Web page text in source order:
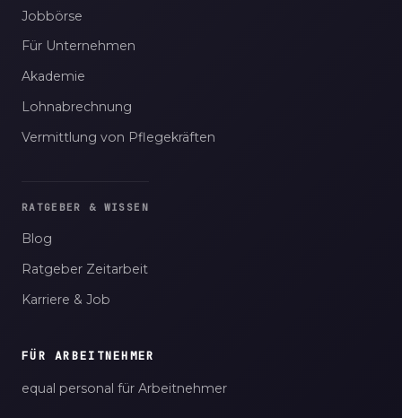
Jobbörse
Für Unternehmen
Akademie
Lohnabrechnung
Vermittlung von Pflegekräften
RATGEBER & WISSEN
Blog
Ratgeber Zeitarbeit
Karriere & Job
FÜR ARBEITNEHMER
equal personal für Arbeitnehmer